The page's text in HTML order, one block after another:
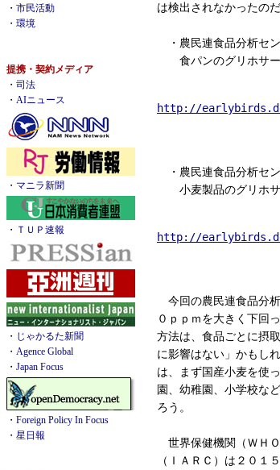
・ 市民活動
・ 環境
提携・契約メディア
・ 司法
・ AIニュース
・ マニラ新聞
・ ＴＵＰ速報
・ じゃかるた新聞
・ Agence Global
・ Japan Focus
・ Foreign Policy In Focus
・ 星日報
は検出されなかったのだ
・農民連食品分析セン
食パンのグリホサー
http://
・農民連食品分析セ
小麦製品のグリホサ
http://
今回の農民連食品分
０ｐｐｍを大きく下回
方法は、食品ごとに摂
に影響はない」かもし
は、まず国産小麦を使
園、幼稚園、小学校な
ろう。
世界保健機関（ＷＨ
（ＩＡＲＣ）は２０１